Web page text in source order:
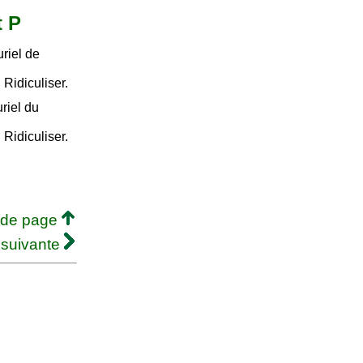
P
de
Ridiculiser.
du
Ridiculiser.
page